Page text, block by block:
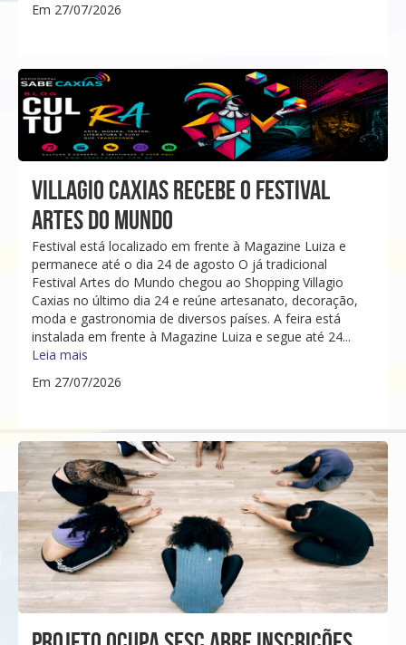
Em 27/07/2026
VILLAGIO CAXIAS RECEBE O FESTIVAL
ARTES DO MUNDO
Festival está localizado em frente à Magazine Luiza e
permanece até o dia 24 de agosto O já tradicional
Festival Artes do Mundo chegou ao Shopping Villagio
Caxias no último dia 24 e reúne artesanato, decoração,
moda e gastronomia de diversos países. A feira está
instalada em frente à Magazine Luiza e segue até 24...
Leia mais
Em 27/07/2026